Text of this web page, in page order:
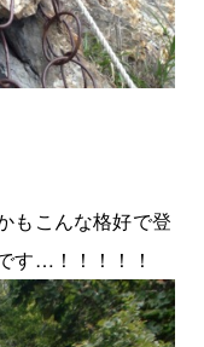
もこんな格好で登
す…！！！！！